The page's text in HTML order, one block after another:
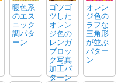
暖色系
のエス
ニック
調パタ
ーン
ゴツゴ
ツした
オレン
ジ色の
レンガ
ブロッ
ク写真
加工パ
ターン
オレン
ジ色の
ラフな
三角形
が並ぶ
パター
ン